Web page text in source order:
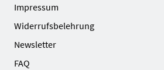
Impressum
Widerrufsbelehrung
Newsletter
FAQ